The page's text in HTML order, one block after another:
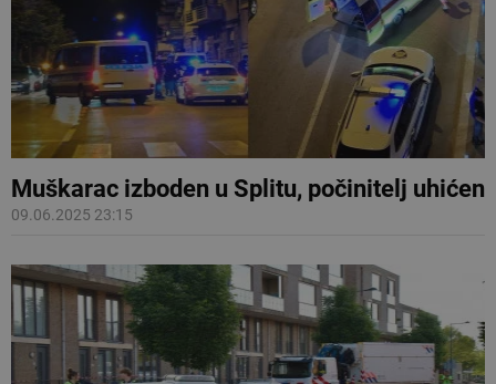
Muškarac izboden u Splitu, počinitelj uhićen
09.06.2025 23:15